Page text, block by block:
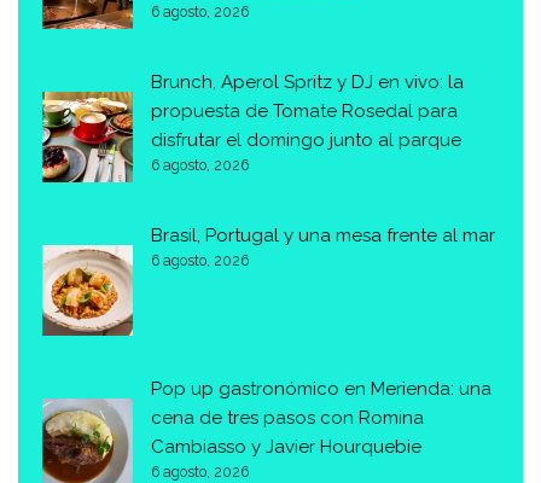
6 agosto, 2026
Brunch, Aperol Spritz y DJ en vivo: la
propuesta de Tomate Rosedal para
disfrutar el domingo junto al parque
6 agosto, 2026
Brasil, Portugal y una mesa frente al mar
6 agosto, 2026
Pop up gastronómico en Merienda: una
cena de tres pasos con Romina
Cambiasso y Javier Hourquebie
6 agosto, 2026